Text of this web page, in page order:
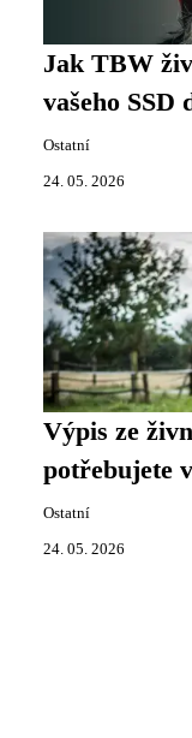
Jak TBW
vašeho SSD
Ostatní
24. 05. 2026
Výpis ze
potřebujete
Ostatní
24. 05. 2026